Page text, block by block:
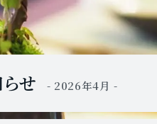
せ - 2026年4月 -